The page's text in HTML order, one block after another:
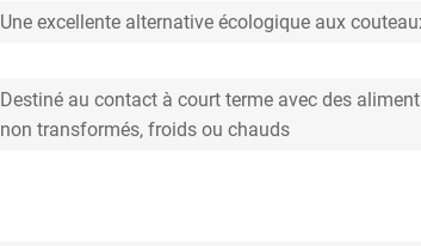
Une excellente alternative écologique aux
Destiné au contact à court terme avec des
non transformés, froids ou chauds